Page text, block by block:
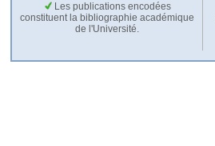
Les publications encodées
constituent la bibliographie académique
de l'Université.